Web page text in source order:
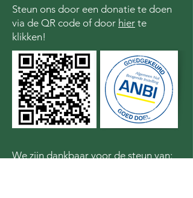
Steun ons door een donatie te doen
via de QR code of door hier te
klikken!
We zijn dankbaar voor de steun van: